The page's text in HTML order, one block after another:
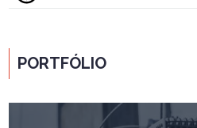
PORTFÓLIO